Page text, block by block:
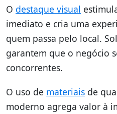
O destaque visual
imediato e cria uma
quem passa pelo local.
garantem que o negócio
concorrentes.
O uso de materiais de
moderno agrega valor à